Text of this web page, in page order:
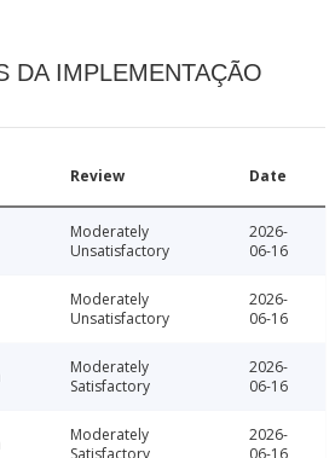
DA IMPLEMENTAÇÃO
Review Date
Moderately
Unsatisfactory
2026-
06-16
Moderately
Unsatisfactory
2026-
06-16
Moderately
Satisfactory
2026-
06-16
Moderately
2026-